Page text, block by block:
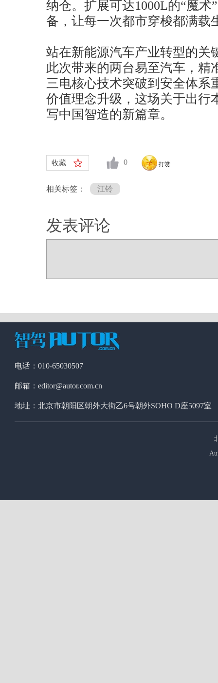
纳仓。扩展可达1000L的“魔
备，让每一次都市穿梭都满载
站在新能源汽车产业转型的关
此次带来的两台易至汽车，精
三电核心技术突破到安全体系
价值理念升级，这场关于出行
写中国智造的新篇章。
收藏 0 打赏
相关标签： 江铃
发表评论
电话：010-65030507
邮箱：editor@autor.com.cn
地址：北京市朝阳区朝外大街乙6号朝外SOHO D座5097室